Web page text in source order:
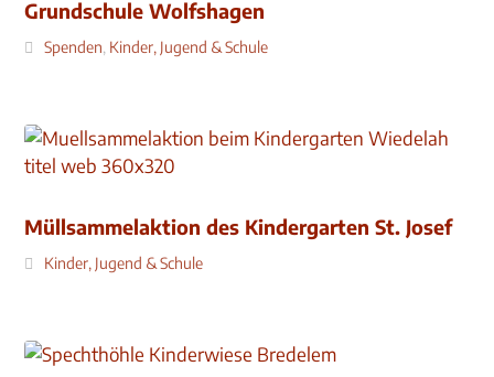
Grundschule Wolfshagen
Spenden, Kinder, Jugend & Schule
Müllsammelaktion des Kindergarten St. Josef
Kinder, Jugend & Schule